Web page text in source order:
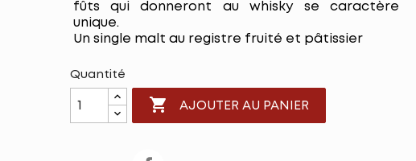
fûts qui donneront au whisky se caractère
unique.
Un single malt au registre fruité et pâtissier
Quantité
 AJOUTER AU PANIER